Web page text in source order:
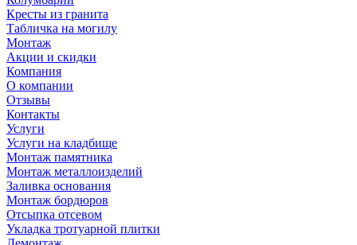
Кресты из гранита
Табличка на могилу
Монтаж
Акции и скидки
Компания
О компании
Отзывы
Контакты
Услуги
Услуги на кладбище
Монтаж памятника
Монтаж металлоизделий
Заливка основания
Монтаж бордюров
Отсыпка отсевом
Укладка тротуарной плитки